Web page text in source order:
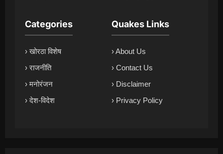
Categories
› खोरठा विशेष
› राजनीति
› मनोरंजन
› देश-विदेश
Quakes Links
› About Us
› Contact Us
› Disclaimer
› Privacy Policy